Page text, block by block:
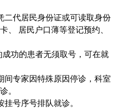
累积了5000多例胃肠肿瘤的
者得益于严密的随访，同时基
量更高的研究报告。在国内胃
位保肛手术和保护性功能的
袋吻合以及拖出式的直肠癌根
治切除率及直肠癌的保肛率，
率及改善了术后生存质量。率
二代居民身份证或可读取身份
、 居民户口薄等登记预约、
成功的患者无须取号，可在就
间专家因特殊原因停诊，科室
。
号序号排队就诊。